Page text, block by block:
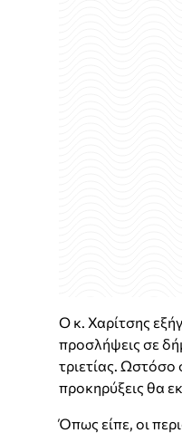
Ο κ. Χαρίτσης
προσλήψεις σε
τριετίας. Ωστόσο
προκηρύξεις θα
Όπως είπε, οι